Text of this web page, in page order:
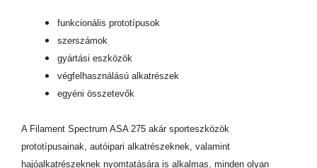
funkcionális prototípusok
szerszámok
gyártási eszközök
végfelhasználású alkatrészek
egyéni összetevők
A Filament Spectrum ASA 275 akár sporteszközök
prototípusainak, autóipari alkatrészeknek, valamint
hajóalkatrészeknek nyomtatására is alkalmas, minden olyan